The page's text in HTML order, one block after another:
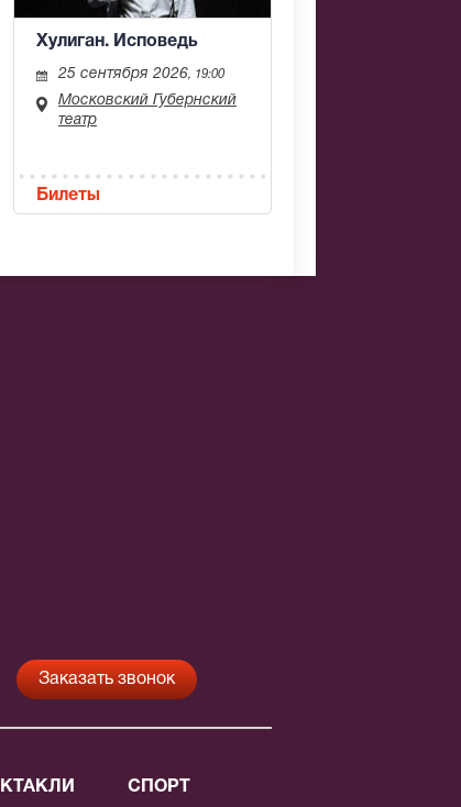
Хулиган. Исповедь
25 сентября 2026, 19:00
Московский Губернский
театр
Билеты
СПОРТ